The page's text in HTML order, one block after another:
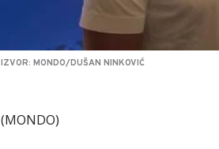
IZVOR: MONDO/DUŠAN NINKOVIĆ
(MONDO)